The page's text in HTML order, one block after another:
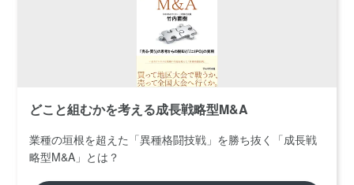
どこと組むかを考える成長戦略型M&A
業種の垣根を超えた「異種格闘技戦」を勝ち抜く「成長戦
略型M&A」とは？